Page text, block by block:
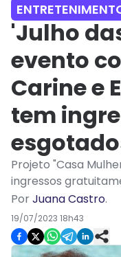
'Julho
evento
Carine e
tem
Projeto "Casa
ingressos
PorJuana Castro.
19/07/2023 18h43